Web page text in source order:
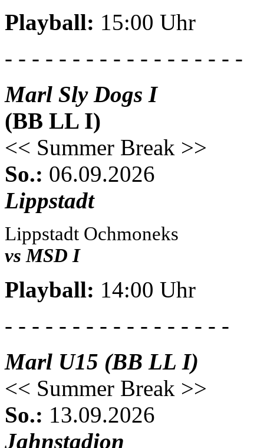
Playball: 15:00 Uhr
- - - - - - - - - - - - - - - - - -
Marl Sly Dogs I
(BB LL I)
<< Summer Break >>
So.: 06.09.2026
Lippstadt
Lippstadt Ochmoneks
vs MSD I
Playball: 14:00 Uhr
- - - - - - - - - - - - - - - - -
Marl U15 (BB LL I)
<< Summer Break >>
So.: 13.09.2026
Jahnstadion